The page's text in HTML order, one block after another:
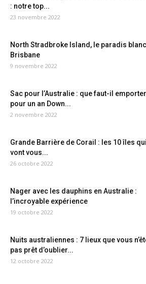
: notre top...
23 novembre 2022
North Stradbroke Island, le paradis
Brisbane
9 novembre 2022
Sac pour l’Australie : que faut-il emporter
pour un an Down...
2 novembre 2022
Grande Barrière de Corail : les 10 îles qui
vont vous...
26 octobre 2022
Nager avec les dauphins en Australie :
l’incroyable expérience
19 octobre 2022
Nuits australiennes : 7 lieux que vous
pas prêt d’oublier...
12 octobre 2022